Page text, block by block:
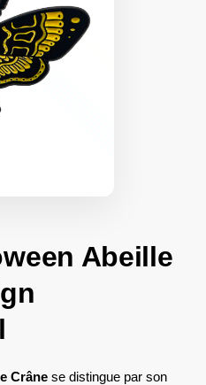
Abeille
Crâne se distingue par son